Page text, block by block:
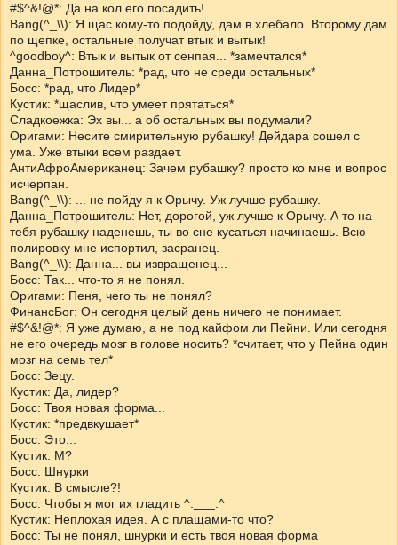
#$^&!@*: Да на кол его посадить!
Bang(^_\\): Я щас кому-то подойду, дам в хлебало. Второму дам
по щепке, остальные получат втык и вытык!
^goodboy^: Втык и вытык от сенпая... *замечтался*
Данна_Потрошитель: *рад, что не среди остальных*
Босс: *рад, что Лидер*
Кустик: *щаслив, что умеет прятаться*
Сладкоежка: Эх вы... а об остальных вы подумали?
Оригами: Несите смирительную рубашку! Дейдара сошел с
ума. Уже втыки всем раздает.
АнтиАфроАмериканец: Зачем рубашку? просто ко мне и вопрос
исчерпан.
Bang(^_\\): ... не пойду я к Орычу. Уж лучше рубашку.
Данна_Потрошитель: Нет, дорогой, уж лучше к Орычу. А то на
тебя рубашку наденешь, ты во сне кусаться начинаешь. Всю
полировку мне испортил, засранец.
Bang(^_\\): Данна... вы извращенец...
Босс: Так... что-то я не понял.
Оригами: Пеня, чего ты не понял?
ФинансБог: Он сегодня целый день ничего не понимает.
#$^&!@*: Я уже думаю, а не под кайфом ли Пейни. Или сегодня
не его очередь мозг в голове носить? *считает, что у Пейна один
мозг на семь тел*
Босс: Зецу.
Кустик: Да, лидер?
Босс: Твоя новая форма...
Кустик: *предвкушает*
Босс: Это...
Кустик: М?
Босс: Шнурки
Кустик: В смысле?!
Босс: Чтобы я мог их гладить ^:___:^
Кустик: Неплохая идея. А с плащами-то что?
Босс: Ты не понял, шнурки и есть твоя новая форма